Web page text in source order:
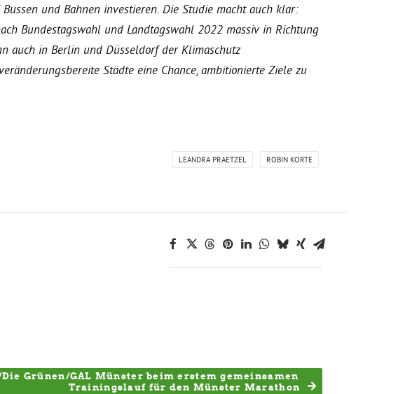
und Bahnen investieren. Die Studie macht auch klar:
Bundestagswahl und Landtagswahl 2022 massiv in Richtung
auch in Berlin und Düsseldorf der Klimaschutz
Städte eine Chance, ambitionierte Ziele zu
LEANDRA PRAETZEL ROBIN KORTE
Grünen/GAL Münster beim erstem gemeinsamen
Trainingslauf für den Münster Marathon